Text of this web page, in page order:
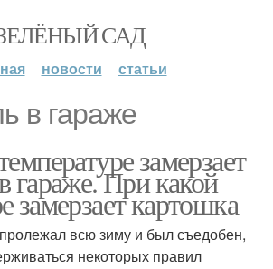
САД
новости статьи
в гараже
замерзает
гараже. При какой
замерзает картошка
всю зиму и был съедобен,
некоторых правил